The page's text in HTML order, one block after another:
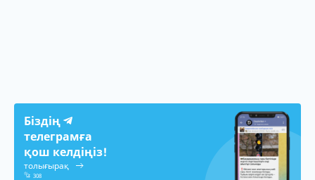
Біздің
телеграмға
қош келдіңіз!
толығырақ
308